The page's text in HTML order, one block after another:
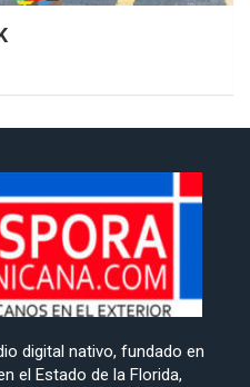
digital nativo, fundado en
el Estado de la Florida,